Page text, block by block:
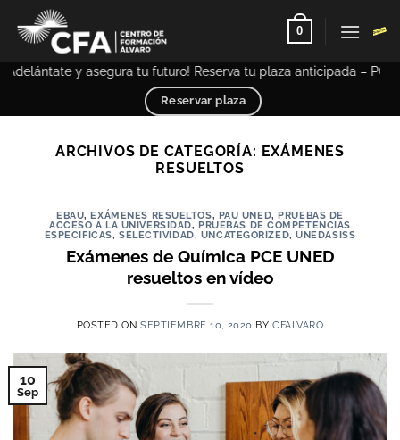
contenido
0
asegura tu futuro! Reserva tu plaza anticipada – PCE UNED y
Reservar plaza
ARCHIVOS DE CATEGORÍA: EXÁMENES
RESUELTOS
EBAU,EXÁMENES RESUELTOS, PAU UNED,PRUEBAS DE
ACCESO A LA UNIVERSIDAD,PRUEBAS DE COMPETENCIAS
ESPECIFICAS, SELECTIVIDAD, UNCATEGORIZED,UNEDASISS
Exámenes de Química PCE UNED
resueltos en vídeo
POSTED ONSEPTIEMBRE 10, 2020 BY CFALVARO
10
Sep